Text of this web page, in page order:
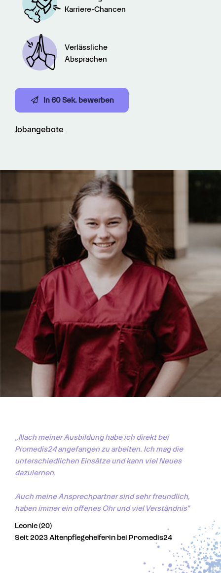
Karriere-Chancen
Verlässliche
Absprachen
In 60 Sek. bewerben
Jobangebote
„Nach meiner Ausbildung habe ich direkt bei
Promedis24 angefangen zu arbeiten. Ich mag die
unterschiedlichen Einsätze und kann viel Neues
dazulernen.
Auch meine Ansprechpartner sind sehr freundlich,
haben immer ein offenes Ohr und viel Verständnis"
Leonie (20)
Seit 2023 Altenpflegehelferin bei Promedis24